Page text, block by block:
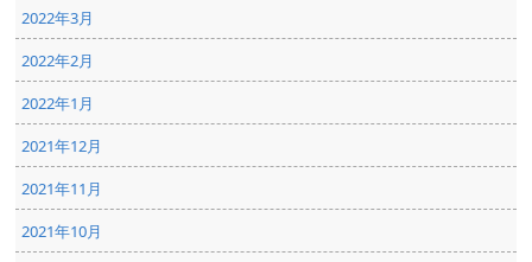
2022年3月
2022年2月
2022年1月
2021年12月
2021年11月
2021年10月